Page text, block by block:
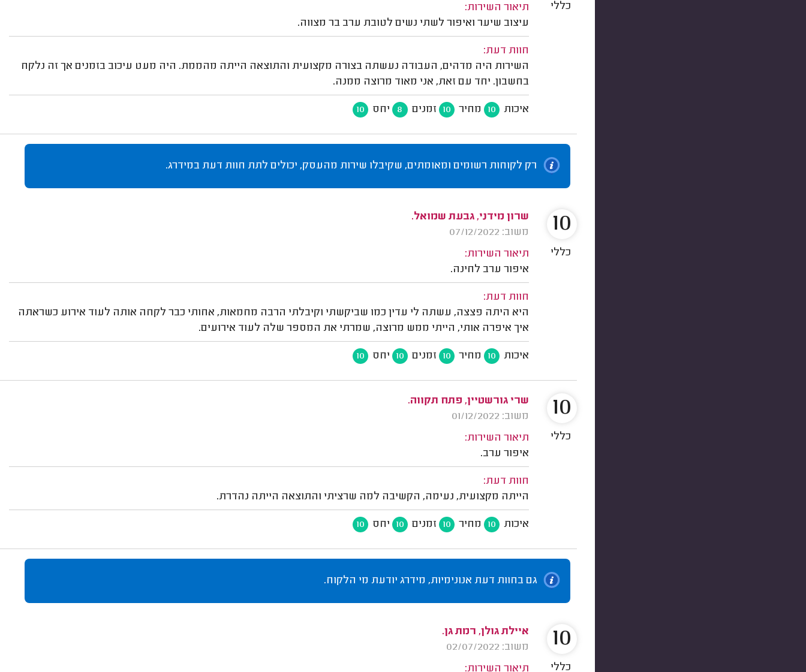
תיאור השירות:
עיצוב שיער ואיפור לשתי נשים לטובת ערב בר מצווה.
חוות דעת:
השירות היה מדהים, העבודה נעשתה בצורה מקצועית והתוצאה הייתה מהממת. היה מעט עיכוב בזמנים אך זה נלקח
בחשבון. יחד עם זאת, אני מאוד מרוצה ממנה.
איכות 10 מחיר 10 זמנים 8 יחס 10
כללי
רק לקוחות רשומים ומאומתים, שקיבלו שירות מהעסק, יכולים לתת חוות דעת במידרג.
שרון מידני, גבעת שמואל.
משוב: 07/12/2022
תיאור השירות:
איפור ערב לחינה.
חוות דעת:
היא היתה פצצה, עשתה לי עדין כמו שביקשתי וקיבלתי הרבה מחמאות, אחותי כבר לקחה אותה לעוד אירוע כשראתה
איך איפרה אותי, הייתי ממש מרוצה, שמרתי את המספר שלה לעוד אירועים.
איכות 10 מחיר 10 זמנים 10 יחס 10
10
כללי
שרי גורשטיין, פתח תקווה.
משוב: 01/12/2022
תיאור השירות:
איפור ערב.
חוות דעת:
הייתה מקצועית, נעימה, הקשיבה למה שרציתי והתוצאה הייתה נהדרת.
איכות 10 מחיר 10 זמנים 10 יחס 10
10
כללי
גם בחוות דעת אנונימיות, מידרג יודעת מי הלקוח.
איילת גולן, רמת גן.
משוב: 02/07/2022
תיאור השירות:
10
כללי